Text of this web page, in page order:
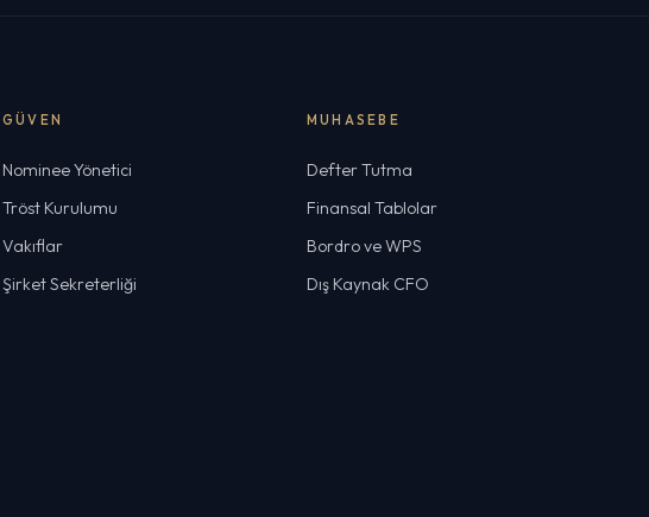
GÜVEN
Nominee Yönetici
Tröst Kurulumu
Vakıflar
Şirket Sekreterliği
MUHASEBE
Defter Tutma
Finansal Tablolar
Bordro ve WPS
Dış Kaynak CFO